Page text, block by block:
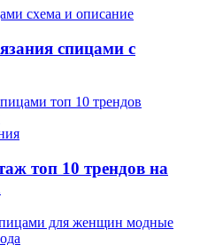
схема и описание
спицами с
топ 10 трендов на